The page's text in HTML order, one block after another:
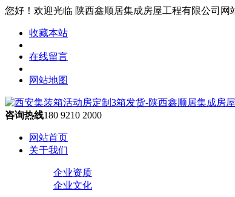
您好！欢迎光临 陕西鑫顺居集成房屋工程有限公司网
收藏本站
在线留言
网站地图
咨询热线180 9210 2000
网站首页
关于我们
企业资质
企业文化